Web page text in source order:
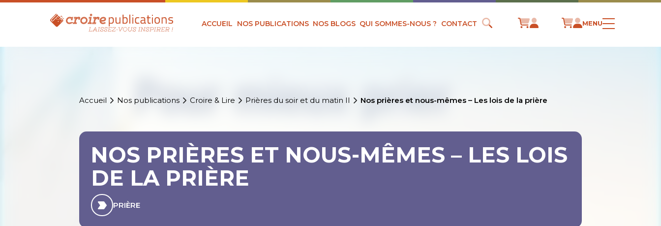
ACCUEIL NOS PUBLICATIONS NOS BLOGS QUI SOMMES-NOUS ? CONTACT MENU
Accueil Nos publications Croire & Lire Prières du soir et du matin II Nos prières et nous-mêmes – Les lois de la prière
NOS PRIÈRES ET NOUS-MÊMES – LES LOIS
DE LA PRIÈRE
PRIÈRE